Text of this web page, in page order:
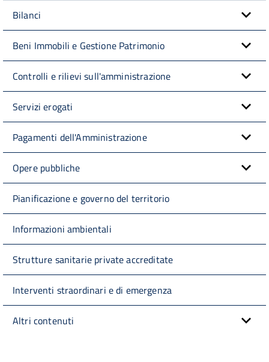
Bilanci
Beni Immobili e Gestione Patrimonio
Controlli e rilievi sull'amministrazione
Servizi erogati
Pagamenti dell'Amministrazione
Opere pubbliche
Pianificazione e governo del territorio
Informazioni ambientali
Strutture sanitarie private accreditate
Interventi straordinari e di emergenza
Altri contenuti